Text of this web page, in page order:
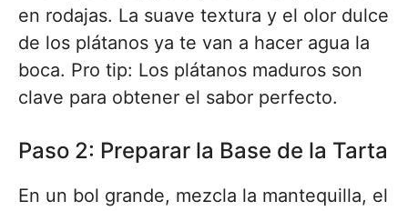
en rodajas. La suave textura y el olor dulce
de los plátanos ya te van a hacer agua la
boca. Pro tip: Los plátanos maduros son
clave para obtener el sabor perfecto.
Paso 2: Preparar la Base de la Tarta
En un bol grande, mezcla la mantequilla, el